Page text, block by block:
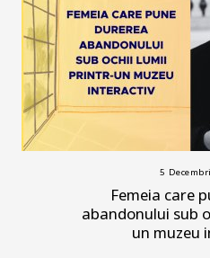
5
Femeia care
abandonului sub
un muzeu